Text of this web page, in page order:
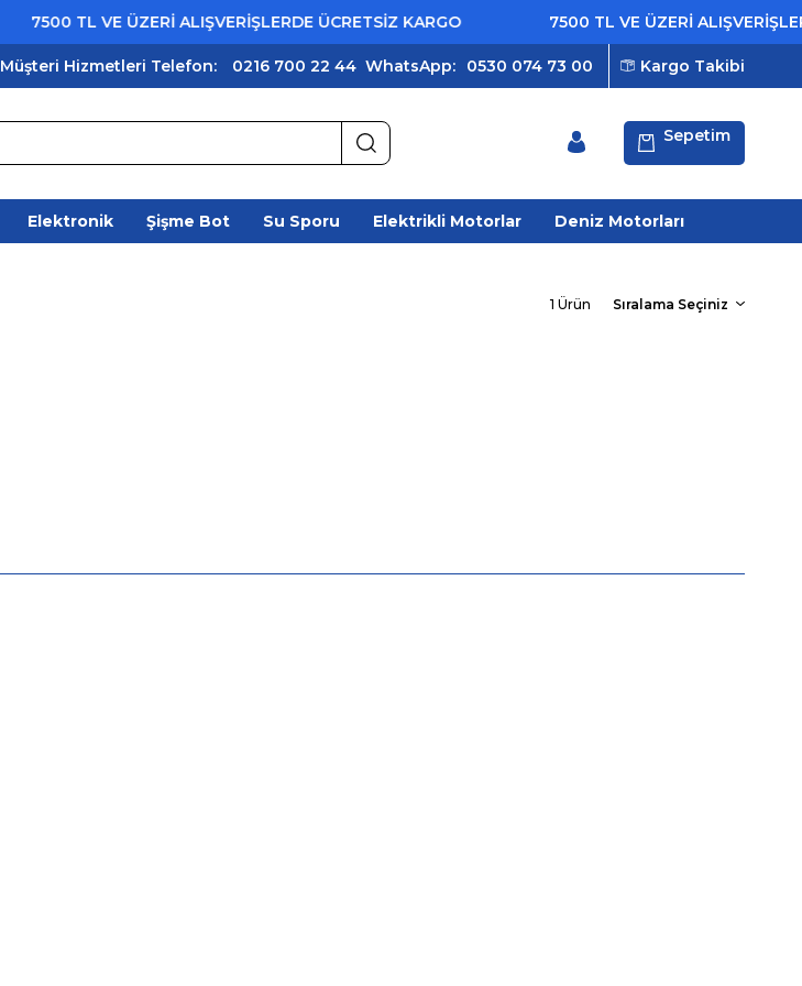
7500 TL VE ÜZERİ ALIŞVERİŞLERDE ÜCRETSİZ KARGO 7500 TL VE ÜZERİ
Kargo Takibi
Müşteri Hizmetleri Telefon: 0216 700 22 44WhatsApp: 0530 074 73 00
Sepetim
Elektronik Şişme Bot Su Sporu Elektrikli Motorlar Deniz Motorları
1 Ürün